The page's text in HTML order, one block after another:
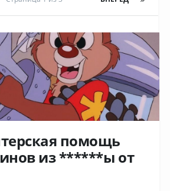
помощь
из ******ы от